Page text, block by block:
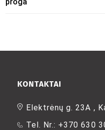
KONTAKTAI
Elektrėnų g. 23A ,
Tel. Nr.: +370 630